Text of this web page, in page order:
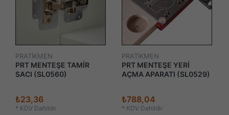
PRATİKMEN
PRT MENTEŞE TAMİR
SACI (SL0560)
₺23,36
* KDV Dahildir
PRATİKMEN
PRT MENTEŞE YERİ
AÇMA APARATI (SL0529)
₺788,04
* KDV Dahildir